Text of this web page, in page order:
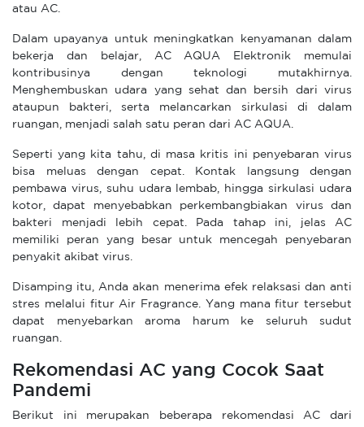
atau AC.
Dalam upayanya untuk meningkatkan kenyamanan dalam
bekerja dan belajar, AC AQUA Elektronik memulai
kontribusinya dengan teknologi mutakhirnya.
Menghembuskan udara yang sehat dan bersih dari virus
ataupun bakteri, serta melancarkan sirkulasi di dalam
ruangan, menjadi salah satu peran dari AC AQUA.
Seperti yang kita tahu, di masa kritis ini penyebaran virus
bisa meluas dengan cepat. Kontak langsung dengan
pembawa virus, suhu udara lembab, hingga sirkulasi udara
kotor, dapat menyebabkan perkembangbiakan virus dan
bakteri menjadi lebih cepat. Pada tahap ini, jelas AC
memiliki peran yang besar untuk mencegah penyebaran
penyakit akibat virus.
Disamping itu, Anda akan menerima efek relaksasi dan anti
stres melalui fitur Air Fragrance. Yang mana fitur tersebut
dapat menyebarkan aroma harum ke seluruh sudut
ruangan.
Rekomendasi AC yang Cocok Saat
Pandemi
Berikut ini merupakan beberapa rekomendasi AC dari